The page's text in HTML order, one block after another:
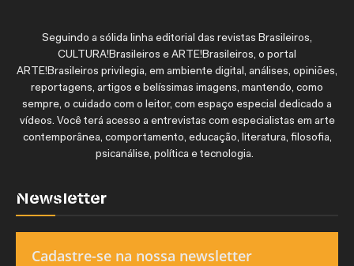
Seguindo a sólida linha editorial das revistas Brasileiros,
CULTURA!Brasileiros e ARTE!Brasileiros, o portal
ARTE!Brasileiros privilegia, em ambiente digital, análises, opiniões,
reportagens, artigos e belíssimas imagens, mantendo, como
sempre, o cuidado com o leitor, com espaço especial dedicado a
vídeos. Você terá acesso a entrevistas com especialistas em arte
contemporânea, comportamento, educação, literatura, filosofia,
psicanálise, política e tecnologia.
Newsletter
Cadastre-se na nossa newsletter